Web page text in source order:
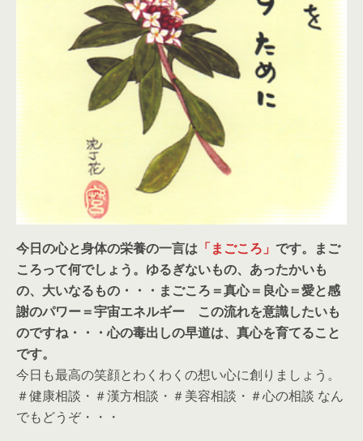
今日の心と身体の栄養の一言は 「まごころ」 です。まご
ころって何でしょう。ゆるぎないもの、あったかいも
の、大いなるもの・・・まごころ＝真心＝良心＝愛と感
謝のパワー＝宇宙エネルギー この流れを意識したいも
のですね・・・心の毒出しの早道は、真心を育てること
です。
今日も最高の笑顔とわくわくの想い心に創りましょう。
＃健康相談・＃漢方相談・＃美容相談・＃心の相談 なん
でもどうぞ・・・